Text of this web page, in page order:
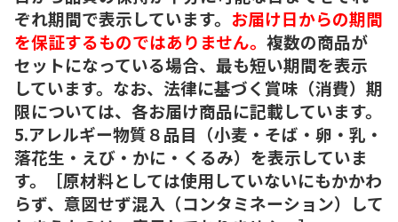
ぞれ期間で表示しています。 お届け日からの期間
を保証するものではありません。 複数の商品が
セットになっている場合、最も短い期間を表示
しています。なお、法律に基づく賞味（消費）期
限については、各お届け商品に記載しています。
5.アレルギー物質８品目（小麦・そば・卵・乳・
落花生・えび・かに・くるみ）を表示していま
す。［原材料としては使用していないにもかかわ
らず、意図せず混入（コンタミネーション）して